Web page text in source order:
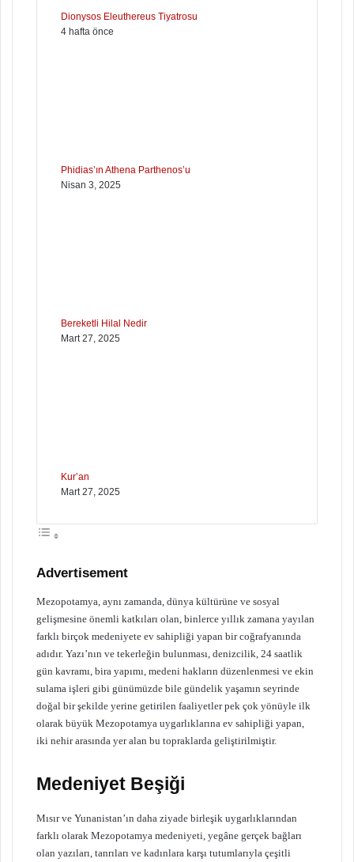
Dionysos Eleuthereus Tiyatrosu
4 hafta önce
Phidias’ın Athena Parthenos’u
Nisan 3, 2025
Bereketli Hilal Nedir
Mart 27, 2025
Kur’an
Mart 27, 2025
Advertisement
Mezopotamya, aynı zamanda, dünya kültürüne ve sosyal
gelişmesine önemli katkıları olan, binlerce yıllık zamana yayılan
farklı birçok medeniyete ev sahipliği yapan bir coğrafyanında
adıdır. Yazı’nın ve tekerleğin bulunması, denizcilik, 24 saatlik
gün kavramı, bira yapımı, medeni hakların düzenlenmesi ve ekin
sulama işleri gibi günümüzde bile gündelik yaşamın seyrinde
doğal bir şekilde yerine getirilen faaliyetler pek çok yönüyle ilk
olarak büyük Mezopotamya uygarlıklarına ev sahipliği yapan,
iki nehir arasında yer alan bu topraklarda geliştirilmiştir.
Medeniyet Beşiği
Mısır ve Yunanistan’ın daha ziyade birleşik uygarlıklarından
farklı olarak Mezopotamya medeniyeti, yegâne gerçek bağları
olan yazıları, tanrıları ve kadınlara karşı tutumlarıyla çeşitli